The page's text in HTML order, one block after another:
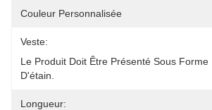
Couleur Personnalisée
Veste:
Le Produit Doit Être Présenté Sous Forme
D'étain.
Longueur: